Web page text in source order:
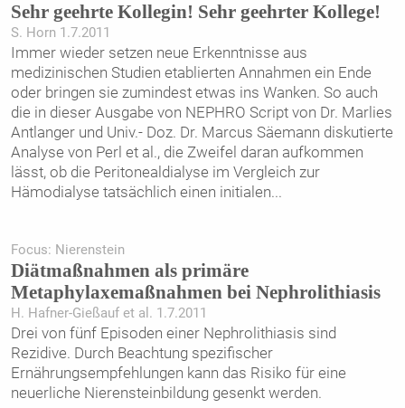
Sehr geehrte Kollegin! Sehr geehrter Kollege!
S. Horn 1.7.2011
Immer wieder setzen neue Erkenntnisse aus
medizinischen Studien etablierten Annahmen ein Ende
oder bringen sie zumindest etwas ins Wanken. So auch
die in dieser Ausgabe von NEPHRO Script von Dr. Marlies
Antlanger und Univ.- Doz. Dr. Marcus Säemann diskutierte
Analyse von Perl et al., die Zweifel daran aufkommen
lässt, ob die Peritonealdialyse im Vergleich zur
Hämodialyse tatsächlich einen initialen...
Focus: Nierenstein
Diätmaßnahmen als primäre
Metaphylaxemaßnahmen bei Nephrolithiasis
H. Hafner-Gießauf et al. 1.7.2011
Drei von fünf Episoden einer Nephrolithiasis sind
Rezidive. Durch Beachtung spezifischer
Ernährungsempfehlungen kann das Risiko für eine
neuerliche Nierensteinbildung gesenkt werden.